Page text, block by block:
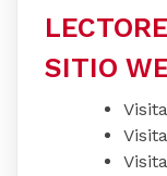
SITIO